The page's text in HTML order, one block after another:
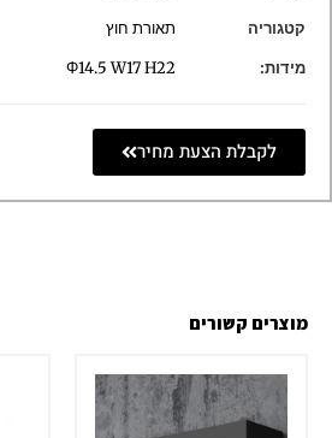
קטגוריה
תאורת חוץ
מידות:
Φ14.5 W17 H22
לקבלת הצעת מחיר
מוצרים קשורים